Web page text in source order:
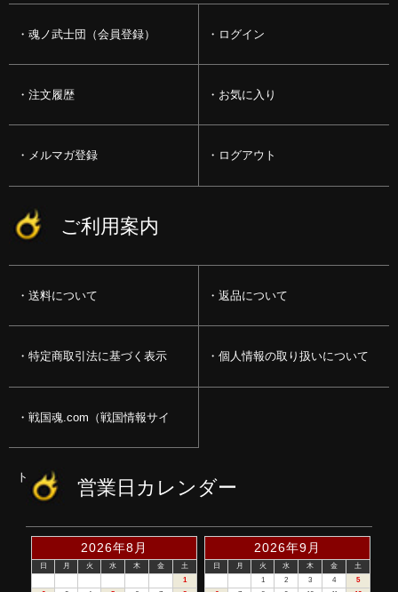
魂ノ武士団（会員登録） ログイン
注文履歴 お気に入り
メルマガ登録 ログアウト
ご利用案内
送料について 返品について
特定商取引法に基づく表示 個人情報の取り扱いについて
戦国魂.com（戦国情報サイ
ト） 営業日カレンダー
2026年8月
日 月 火 水 木 金
土
1
2026年9月
日 月 火 水 木 金
土
1
2 3 4
5